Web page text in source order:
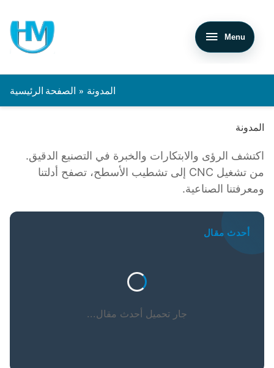
القائمة
الصفحة الرئيسية المدونة
المدونة
اكتشف الرؤى والابتكارات والخبرة في التصنيع الدقيق.
من تشغيل CNC إلى تشطيب الأسطح، تصفح أدلتنا
ومعرفتنا الصناعية.
أحدث مقال
جار تحميل أحدث مقال...